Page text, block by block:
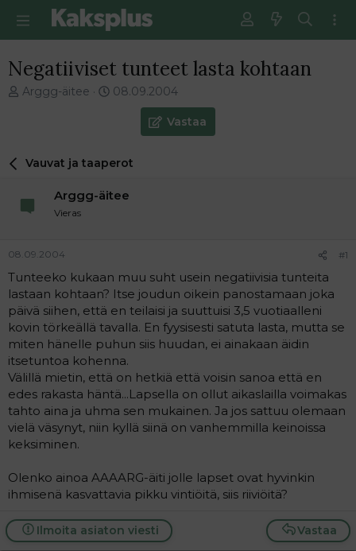
Negatiiviset tunteet lasta kohtaan
V
e
t
n
a
o
i
t
t
a
a
Arggg-äitee
E
m
i
i
e
s
t
i
08.09.2004
Vastaa
Vauvat ja taaperot
Arggg-äitee
Vieras
08.09.2004 #1
Tunteeko kukaan muu suht usein negatiivisia tunteita
lastaan kohtaan? Itse joudun oikein panostamaan joka
päivä siihen, että en teilaisi ja suuttuisi 3,5 vuotiaalleni
kovin törkeällä tavalla. En fyysisesti satuta lasta, mutta se
miten hänelle puhun siis huudan, ei ainakaan äidin
itsetuntoa kohenna.
Välillä mietin, että on hetkiä että voisin sanoa että en
edes rakasta häntä...Lapsella on ollut aikaslailla voimakas
tahto aina ja uhma sen mukainen. Ja jos sattuu olemaan
vielä väsynyt, niin kyllä siinä on vanhemmilla keinoissa
keksiminen.
Olenko ainoa AAAARG-äiti jolle lapset ovat hyvinkin
ihmisenä kasvattavia pikku vintiöitä, siis riiviöitä?
Vastaa
Ilmoita asiaton viesti